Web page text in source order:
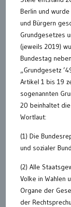
Berlin und
und Bürgern
Grundgesetzes
(jeweils 2019)
Bundestag
„Grundgesetz
Artikel 1 bis 19
sogenannten
20 beinhaltet
Wortlaut:
(1) Die
und sozialer
(2) Alle
Volke in Wahlen
Organe der
der